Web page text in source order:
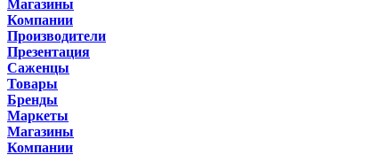
Магазины
Компании
Производители
Презентация
Саженцы
Товары
Бренды
Маркеты
Магазины
Компании